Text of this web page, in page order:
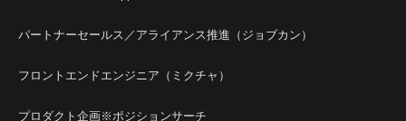
パートナーセールス／アライアンス推進（ジョブカン）
フロントエンドエンジニア（ミクチャ）
プロダクト企画※ポジションサーチ